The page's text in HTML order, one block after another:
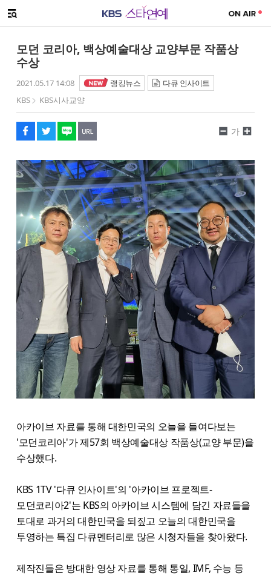
메뉴 열기
모던 코리아, 백상예술대상 교양부문 작품상
수상
2021.05.17 14:08 랭킹뉴스
다큐 인사이트
KBS
KBS시사교양
페이스북
트위터
네이버
URL복사
글씨 작게보기
가
글씨 크게보기
아카이브 자료를 통해 대한민국의 오늘을 들여다보는
'모던코리아'가 제57회 백상예술대상 작품상(교양 부문)을
수상했다.
KBS 1TV '다큐 인사이트'의 '아카이브 프로젝트-
모던코리아2'는 KBS의 아카이브 시스템에 담긴 자료들을
토대로 과거의 대한민국을 되짚고 오늘의 대한민국을
투영하는 특집 다큐멘터리로 많은 시청자들을 찾아왔다.
제작진들은 방대한 영상 자료를 통해 통일, IMF, 수능 등
해시태그